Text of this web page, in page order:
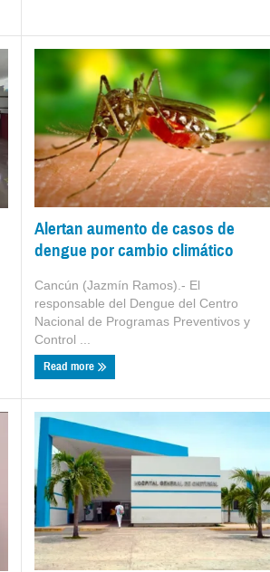
Alertan aumento de casos de
dengue por cambio climático
Cancún (Jazmín Ramos).- El
responsable del Dengue del Centro
Nacional de Programas Preventivos y
Control ...
Read more